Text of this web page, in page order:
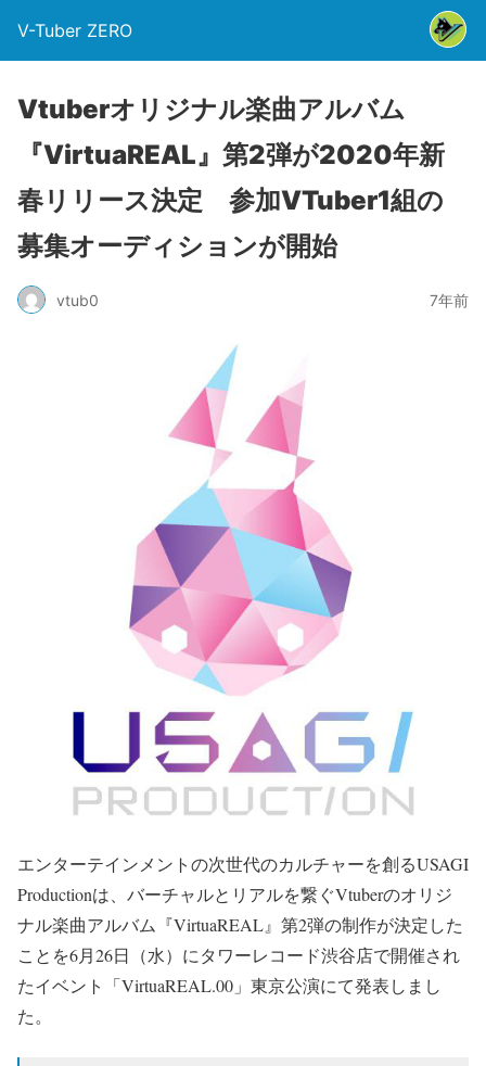
V-Tuber ZERO
Vtuberオリジナル楽曲アルバム
『VirtuaREAL』第2弾が2020年新
春リリース決定 参加VTuber1組の
募集オーディションが開始
vtub0 7年前
エンターテインメントの次世代のカルチャーを創るUSAGI
Productionは、バーチャルとリアルを繋ぐVtuberのオリジ
ナル楽曲アルバム『VirtuaREAL』第2弾の制作が決定した
ことを6月26日（水）にタワーレコード渋谷店で開催され
たイベント「VirtuaREAL.00」東京公演にて発表しまし
た。